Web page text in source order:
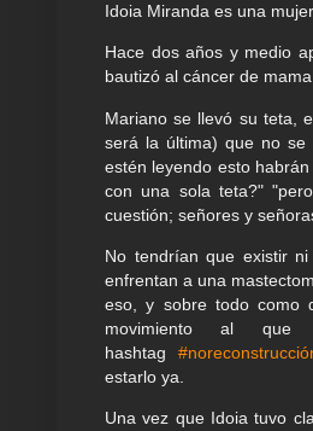
Idoia Miranda es una
Hace dos años y medio
bautizó al cáncer de
Mariano se llevó su teta,
será la última) que no se
estén leyendo esto
con una sola teta?"
cuestión; señores y
No tendrían que existir
enfrentan a una
eso, y sobre todo como
movimiento al
hashtag
estarlo ya.
Una vez que Idoia tuvo